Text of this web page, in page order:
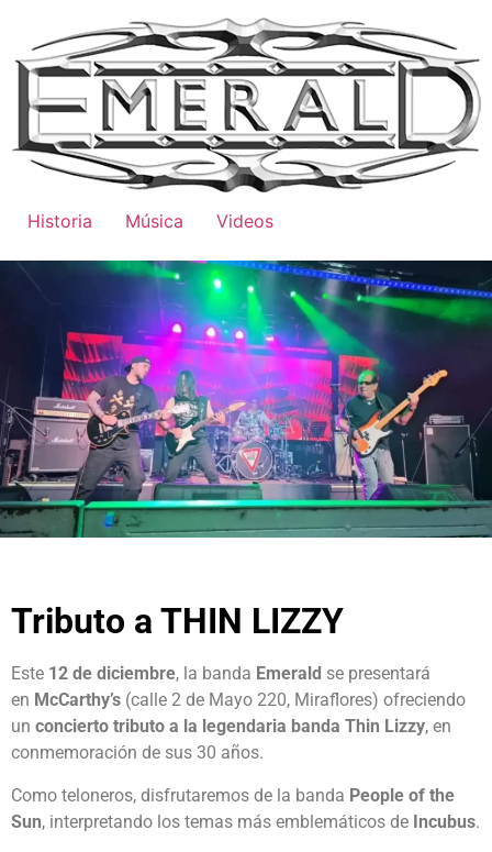
Historia Música Videos
Tributo a THIN LIZZY
Este 12 de diciembre, la banda Emerald se presentará
en McCarthy’s (calle 2 de Mayo 220, Miraflores) ofreciendo
un concierto tributo a la legendaria banda Thin Lizzy, en
conmemoración de sus 30 años.
Como teloneros, disfrutaremos de la banda People of the
Sun, interpretando los temas más emblemáticos de Incubus.